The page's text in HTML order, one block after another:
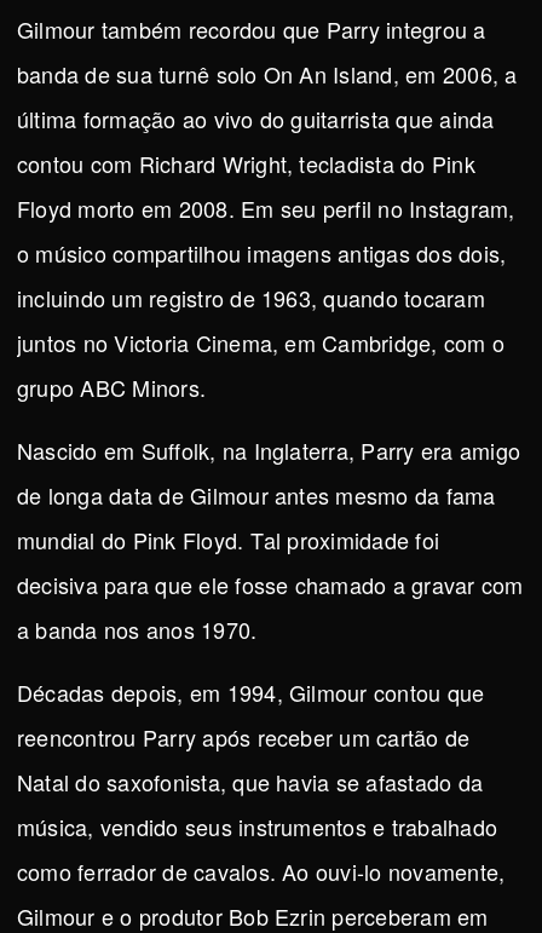
Gilmour também recordou que Parry integrou a
banda de sua turnê solo On An Island, em 2006, a
última formação ao vivo do guitarrista que ainda
contou com Richard Wright, tecladista do Pink
Floyd morto em 2008. Em seu perfil no Instagram,
o músico compartilhou imagens antigas dos dois,
incluindo um registro de 1963, quando tocaram
juntos no Victoria Cinema, em Cambridge, com o
grupo ABC Minors.
Nascido em Suffolk, na Inglaterra, Parry era amigo
de longa data de Gilmour antes mesmo da fama
mundial do Pink Floyd. Tal proximidade foi
decisiva para que ele fosse chamado a gravar com
a banda nos anos 1970.
Décadas depois, em 1994, Gilmour contou que
reencontrou Parry após receber um cartão de
Natal do saxofonista, que havia se afastado da
música, vendido seus instrumentos e trabalhado
como ferrador de cavalos. Ao ouvi-lo novamente,
Gilmour e o produtor Bob Ezrin perceberam em